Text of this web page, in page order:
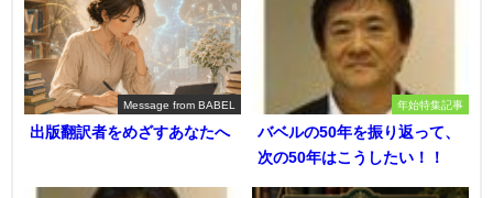
Message from BABEL
出版翻訳者をめざすあなたへ
年始特集記事
バベルの50年を振り返って、
次の50年はこうしたい！！